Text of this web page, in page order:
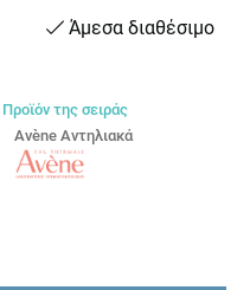
Άμεσα διαθέσιμο
Προϊόν της σειράς
Avène Αντηλιακά